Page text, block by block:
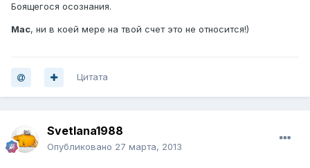
Боящегося осознания.
Mac, ни в коей мере на твой счет это не относится!)
Цитата
Svetlana1988
Опубликовано 27 марта, 2013